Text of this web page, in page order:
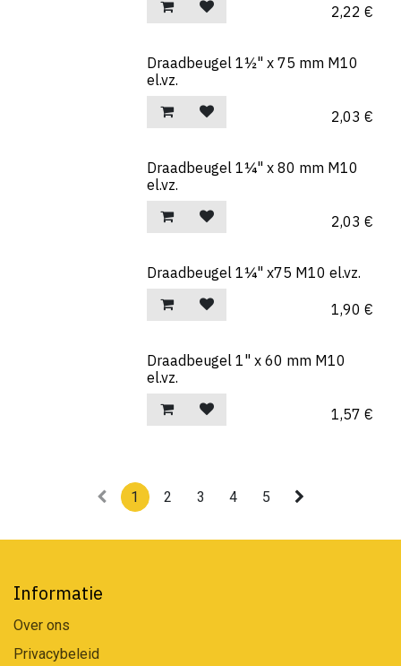
2,22 €
Draadbeugel 1½" x 75 mm M10
el.vz.
2,03 €
Draadbeugel 1¼" x 80 mm M10
el.vz.
2,03 €
Draadbeugel 1¼" x75 M10 el.vz.
1,90 €
Draadbeugel 1" x 60 mm M10
el.vz.
1,57 €
1 2 3 4 5
Informatie
Over ons
Privacybeleid